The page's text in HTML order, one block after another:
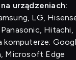
urządzeniach:
LG,
Hitachi,
komputerze:
Microsoft Edge